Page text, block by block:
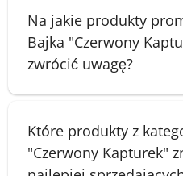
Na jakie produkty
Bajka "Czerwony
zwrócić uwagę?
Które produkty z
"Czerwony Kapturek"